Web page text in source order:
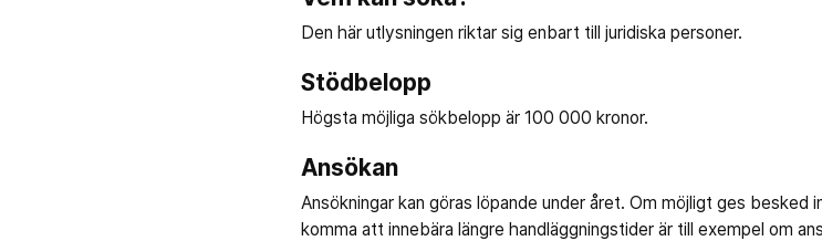
Den här utlysningen riktar sig enbart till juridiska personer.
Stödbelopp
Högsta möjliga sökbelopp är 100 000 kronor.
Ansökan
Ansökningar kan göras löpande under året. Om möjligt ges besked
komma att innebära längre handläggningstider är till exempel om